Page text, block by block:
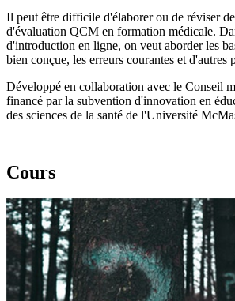
Il peut être difficile d'élaborer ou de réviser
d'évaluation QCM en formation médicale.
d'introduction en ligne, on veut aborder les
bien conçue, les erreurs courantes et d'autres
Développé en collaboration avec le Conseil
financé par la subvention d'innovation en
des sciences de la santé de l'Université
Cours